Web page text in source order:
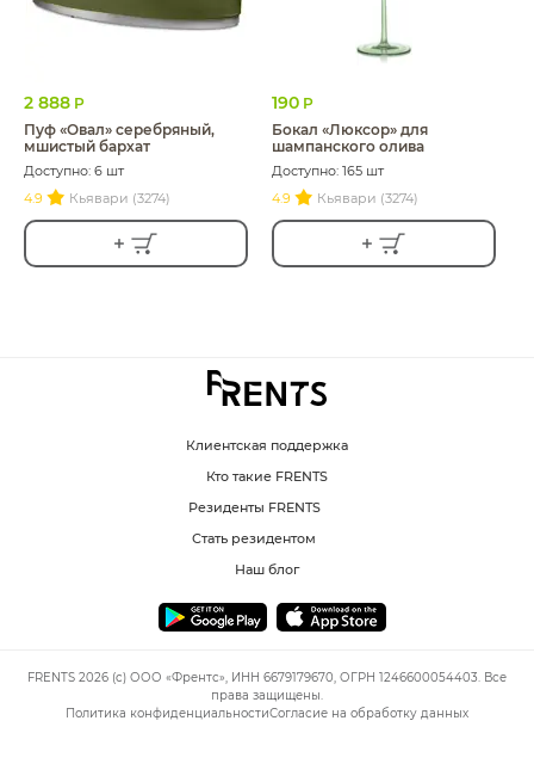
2 888 Р
Пуф «Овал» серебряный,
мшистый бархат
Доступно: 6 шт
4.9
Кьявари (3274)
190 Р
Бокал «Люксор» для
шампанского олива
Доступно: 165 шт
4.9
Кьявари (3274)
Клиентская поддержка
Кто такие FRENTS
Резиденты FRENTS
Стать резидентом
Наш блог
FRENTS 2026 (c) ООО «Френтс», ИНН 6679179670, ОГРН 1246600054403. Все
права защищены.
Политика конфиденциальностиСогласие на обработку данных